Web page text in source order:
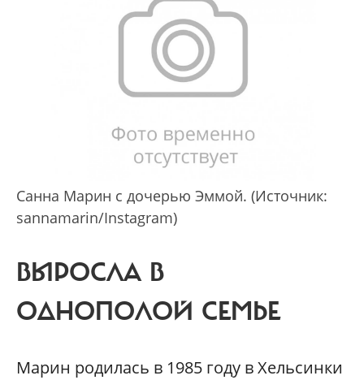
Санна Марин с дочерью Эммой. (Источник:
sannamarin/Instagram)
ВЫРОСЛА В
ОДНОПОЛОЙ СЕМЬЕ
Марин родилась в 1985 году в Хельсинки